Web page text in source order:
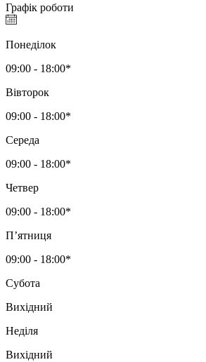
Графік роботи
Понеділок
09:00 - 18:00*
Вівторок
09:00 - 18:00*
Середа
09:00 - 18:00*
Четвер
09:00 - 18:00*
Пʼятниця
09:00 - 18:00*
Субота
Вихідний
Неділя
Вихідний